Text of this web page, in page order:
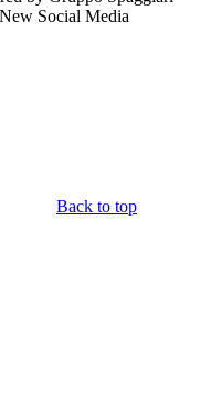
Social Media
Back to top